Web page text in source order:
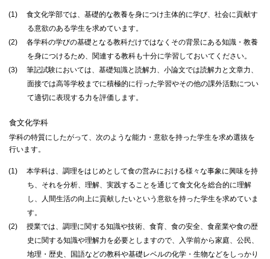
(1)
食文化学部では、基礎的な教養を身につけ主体的に学び、社会に貢献す
る意欲のある学生を求めています。
(2)
各学科の学びの基礎となる教科だけではなくその背景にある知識・教養
を身につけるため、関連する教科も十分に学習しておいてください。
(3)
筆記試験においては、基礎知識と読解力、小論文では読解力と文章力、
面接では高等学校までに積極的に行った学習やその他の課外活動につい
て適切に表現する力を評価します。
食文化学科
学科の特質にしたがって、次のような能力・意欲を持った学生を求め選抜を
行います。
(1)
本学科は、調理をはじめとして食の営みにおける様々な事象に興味を持
ち、それを分析、理解、実践することを通じて食文化を総合的に理解
し、人間生活の向上に貢献したいという意欲を持った学生を求めていま
す。
(2)
授業では、調理に関する知識や技術、食育、食の安全、食産業や食の歴
史に関する知識や理解力を必要としますので、入学前から家庭、公民、
地理・歴史、国語などの教科や基礎レベルの化学・生物などをしっかり